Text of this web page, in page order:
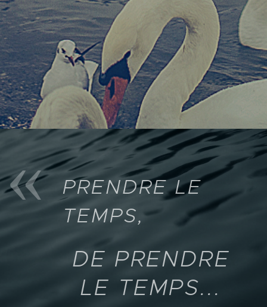
PRENDRE LE
TEMPS,
DE PRENDRE
LE TEMPS...